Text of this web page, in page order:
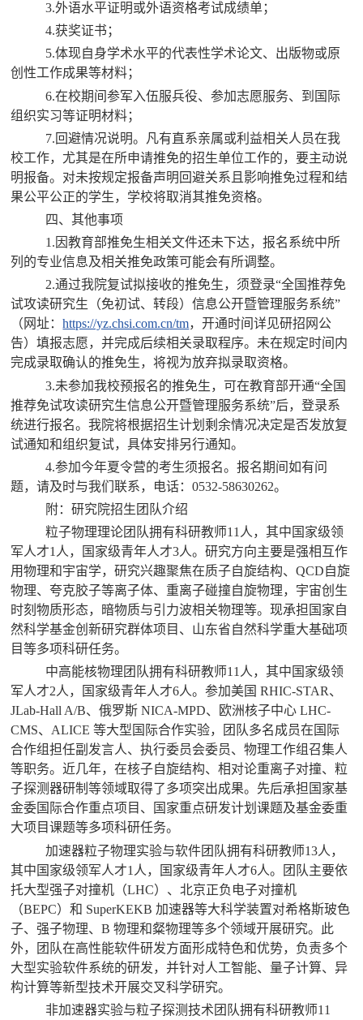
3.外语水平证明或外语资格考试成绩单；
4.获奖证书；
5.体现自身学术水平的代表性学术论文、出版物或原
创性工作成果等材料；
6.在校期间参军入伍服兵役、参加志愿服务、到国际
组织实习等证明材料；
7.回避情况说明。凡有直系亲属或利益相关人员在我
校工作，尤其是在所申请推免的招生单位工作的，要主动说
明报备。对未按规定报备声明回避关系且影响推免过程和结
果公平公正的学生，学校将取消其推免资格。
四、其他事项
1.因教育部推免生相关文件还未下达，报名系统中所
列的专业信息及相关推免政策可能会有所调整。
2.通过我院复试拟接收的推免生，须登录“全国推荐免
试攻读研究生（免初试、转段）信息公开暨管理服务系统”
（网址：https://yz.chsi.com.cn/tm，开通时间详见研招网公
告）填报志愿，并完成后续相关录取程序。未在规定时间内
完成录取确认的推免生，将视为放弃拟录取资格。
3.未参加我校预报名的推免生，可在教育部开通“全国
推荐免试攻读研究生信息公开暨管理服务系统”后，登录系
统进行报名。我院将根据招生计划剩余情况决定是否发放复
试通知和组织复试，具体安排另行通知。
4.参加今年夏令营的考生须报名。报名期间如有问
题，请及时与我们联系，电话：0532-58630262。
附：研究院招生团队介绍
粒子物理理论团队拥有科研教师11人，其中国家级领
军人才1人，国家级青年人才3人。研究方向主要是强相互作
用物理和宇宙学，研究兴趣聚焦在质子自旋结构、QCD自旋
物理、夸克胶子等离子体、重离子碰撞自旋物理，宇宙创生
时刻物质形态，暗物质与引力波相关物理等。现承担国家自
然科学基金创新研究群体项目、山东省自然科学重大基础项
目等多项科研任务。
中高能核物理团队拥有科研教师11人，其中国家级领
军人才2人，国家级青年人才6人。参加美国 RHIC-STAR、
JLab-Hall A/B、俄罗斯 NICA-MPD、欧洲核子中心 LHC-
CMS、ALICE 等大型国际合作实验，团队多名成员在国际
合作组担任副发言人、执行委员会委员、物理工作组召集人
等职务。近几年，在核子自旋结构、相对论重离子对撞、粒
子探测器研制等领域取得了多项突出成果。先后承担国家基
金委国际合作重点项目、国家重点研发计划课题及基金委重
大项目课题等多项科研任务。
加速器粒子物理实验与软件团队拥有科研教师13人，
其中国家级领军人才1人，国家级青年人才6人。团队主要依
托大型强子对撞机（LHC）、北京正负电子对撞机
（BEPC）和 SuperKEKB 加速器等大科学装置对希格斯玻色
子、强子物理、B 物理和粲物理等多个领域开展研究。此
外，团队在高性能软件研发方面形成特色和优势，负责多个
大型实验软件系统的研发，并针对人工智能、量子计算、异
构计算等新型技术开展交叉科学研究。
非加速器实验与粒子探测技术团队拥有科研教师11